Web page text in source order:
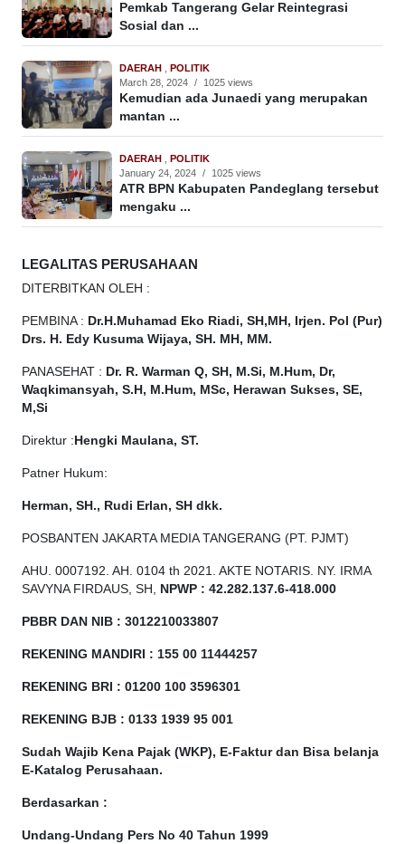
Pemkab Tangerang Gelar Reintegrasi
Sosial dan ...
DAERAH , POLITIK
March 28, 2024 / 1025 views
Kemudian ada Junaedi yang merupakan
mantan ...
DAERAH , POLITIK
January 24, 2024 / 1025 views
ATR BPN Kabupaten Pandeglang tersebut
mengaku ...
LEGALITAS PERUSAHAAN
DITERBITKAN OLEH :
PEMBINA : Dr.H.Muhamad Eko Riadi, SH,MH, Irjen. Pol (Pur)
Drs. H. Edy Kusuma Wijaya, SH. MH, MM.
PANASEHAT : Dr. R. Warman Q, SH, M.Si, M.Hum, Dr,
Waqkimansyah, S.H, M.Hum, MSc, Herawan Sukses, SE,
M,Si
Direktur : Hengki Maulana, ST.
Patner Hukum:
Herman, SH., Rudi Erlan, SH dkk.
POSBANTEN JAKARTA MEDIA TANGERANG (PT. PJMT)
AHU. 0007192. AH. 0104 th 2021. AKTE NOTARIS. NY. IRMA
SAVYNA FIRDAUS, SH, NPW P : 42.282.137.6-418.000
PBBR DAN NIB : 3012210033807
REKENING MANDIRI : 155 00 11444257
REKENING BRI : 01200 100 3596301
REKENING BJB : 0133 1939 95 001
Sudah Wajib Kena Pajak (WKP), E-Faktur dan Bisa belanja
E-Katalog Perusahaan.
Berdasarkan :
Undang-Undang Pers No 40 Tahun 1999